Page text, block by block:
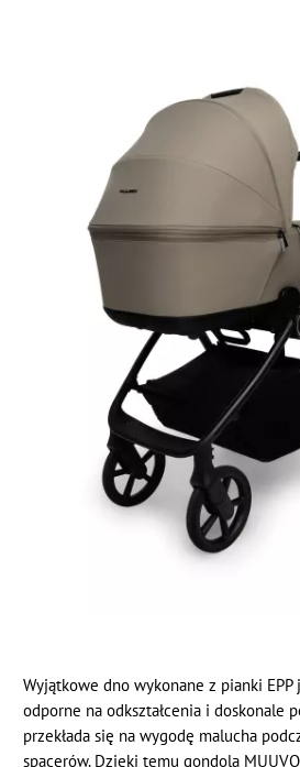
Wyjątkowe dno wykonane z pianki
odporne na odkształcenia i doskonale
przekłada się na wygodę malucha
spacerów. Dzięki temu gondola